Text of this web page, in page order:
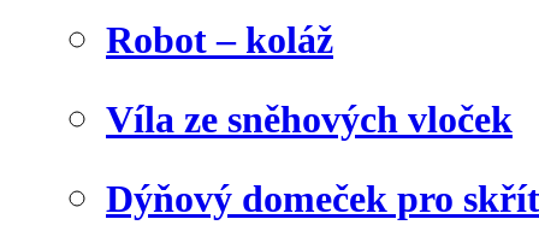
Robot – koláž
Víla ze sněhových vloček
Dýňový domeček pro